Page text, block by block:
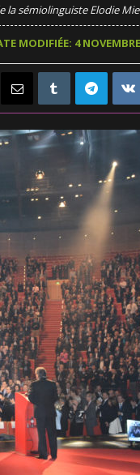
sémiolinguiste Elodie
MODIFIÉE: 4